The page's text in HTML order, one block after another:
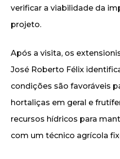
verificar a viabilidade da
projeto.
Após a visita, os
José Roberto Félix
condições são favoráveis
hortaliças em geral e
recursos hídricos para
com um técnico agrícola